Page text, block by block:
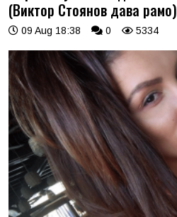
(Виктор Стоянов дава рамо)
09 Aug 18:38 0 5334